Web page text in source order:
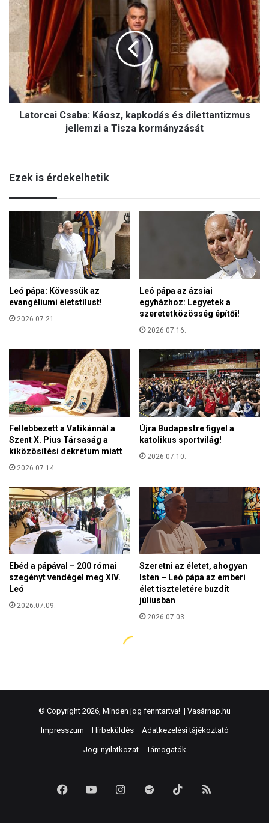
© Copyright 2026, Minden jog fenntartva! | Vasárnap.hu
Impresszum Hírbeküldés Adatkezelési tájékoztató
Jogi nyilatkozat Támogatók
FacebookYouTubeInstagram
Spotify TikTok